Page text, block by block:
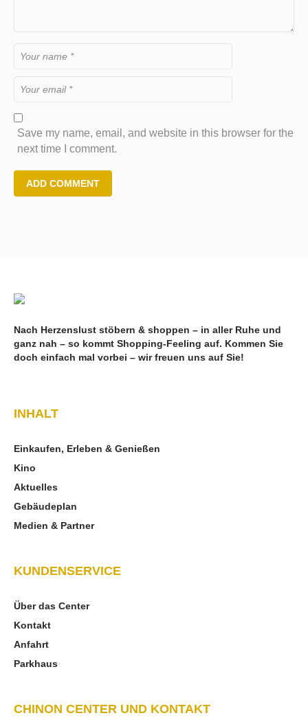
Save my name, email, and website in this browser for the
next time I comment.
Nach Herzenslust stöbern & shoppen – in aller Ruhe und
ganz nah – so kommt Shopping-Feeling auf. Kommen Sie
doch einfach mal vorbei – wir freuen uns auf Sie!
INHALT
Einkaufen, Erleben & Genießen
Kino
Aktuelles
Gebäudeplan
Medien & Partner
KUNDENSERVICE
Über das Center
Kontakt
Anfahrt
Parkhaus
CHINON CENTER UND KONTAKT